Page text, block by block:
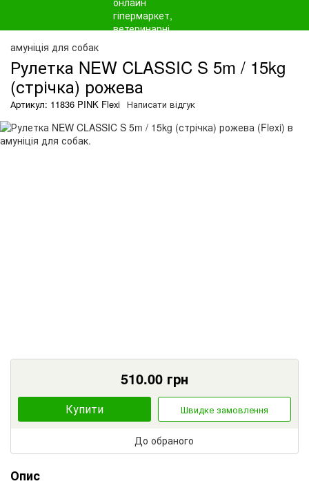
амуніція для собак
Рулетка NEW CLASSIC S 5m / 15kg
(стрічка) рожева
Артикул: 11836 PINK Flexi Написати відгук
510.00 грн
Купити Швидке замовлення
До обраного
Опис